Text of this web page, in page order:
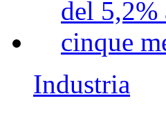
Industria